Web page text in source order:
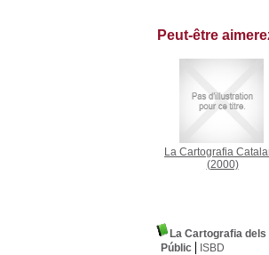
Peut-être
La Cartografia
(2000)
La Cartografia
Públic
ISBD